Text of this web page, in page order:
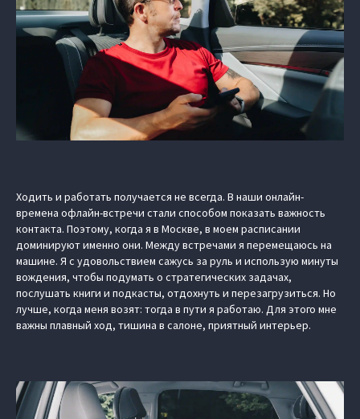
Ходить и работать получается не всегда. В наши онлайн-
времена офлайн-встречи стали способом показать важность
контакта. Поэтому, когда я в Москве, в моем расписании
доминируют именно они. Между встречами я перемещаюсь на
машине. Я с удовольствием сажусь за руль и использую минуты
вождения, чтобы подумать о стратегических задачах,
послушать книги и подкасты, отдохнуть и перезагрузиться. Но
лучше, когда меня возят: тогда в пути я работаю. Для этого мне
важны плавный ход, тишина в салоне, приятный интерьер.